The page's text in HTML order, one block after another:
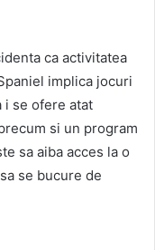
ca activitatea
implica jocuri
i se ofere atat
si un program
sa aiba acces la o
se bucure de